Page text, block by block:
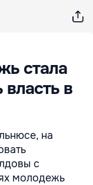
стала
власть в
на
с
молодежь